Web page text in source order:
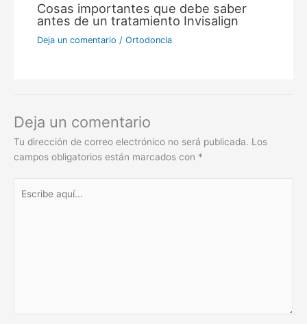
Cosas importantes que debe saber
antes de un tratamiento Invisalign
Deja un comentario /Ortodoncia
Deja un comentario
Tu dirección de correo electrónico no será publicada. Los
campos obligatorios están marcados con *
aquí...